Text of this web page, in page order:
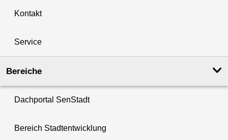
Kontakt
Service
Bereiche
Dachportal SenStadt
Bereich Stadtentwicklung